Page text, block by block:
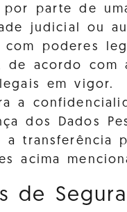
por parte de
judicial ou
com poderes
de acordo com
em vigor.
a
dos Dados
a transferência
acima
de